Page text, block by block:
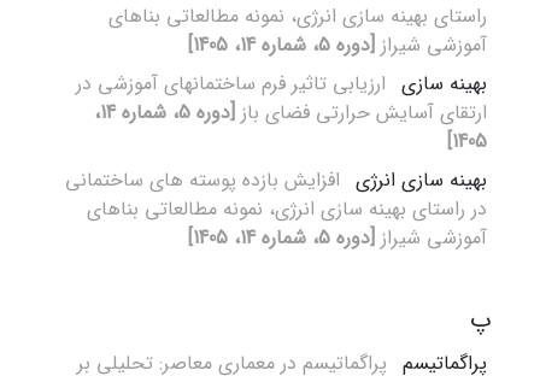
راستای بهینه سازی انرژی، نمونه مطالعاتی بناهای
آموزشی شیراز [دوره 5، شماره 14، 1405]
بهینه سازی ارزیابی تاثیر فرم ساختمانهای آموزشی در
ارتقای آسایش حرارتی فضای باز
[دوره 5، شماره 14،
1405]
بهینه سازی انرژی افزایش بازده پوسته های ساختمانی
در راستای بهینه سازی انرژی، نمونه مطالعاتی بناهای
آموزشی شیراز [دوره 5، شماره 14، 1405]
پ
پراگماتیسم پراگماتیسم در معماری معاصر: تحلیلی بر